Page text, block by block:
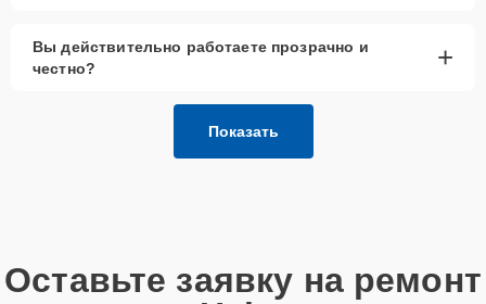
Вы действительно работаете прозрачно и
честно?
+
Показать
Оставьте заявку на ремонт